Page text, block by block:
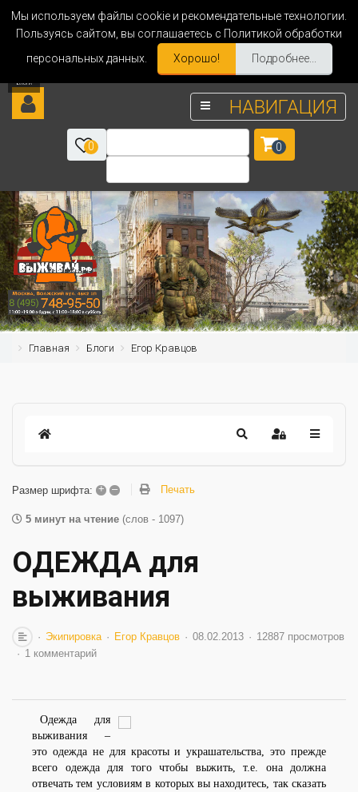
Мы используем файлы cookie и рекомендательные технологии.
Пользуясь сайтом, вы соглашаетесь с Политикой обработки
персональных данных.
Хорошо! Подробнее...
НАВИГАЦИЯ
0 0
Главная Блоги Егор Кравцов
Размер шрифта: + – Печать
5 минут на чтение (слов - 1097)
ОДЕЖДА для
выживания
Экипировка Егор Кравцов 08.02.2013
12887 просмотров
1 комментарий
Одежда для
выживания –
это одежда не для красоты и украшательства, это прежде
всего одежда для того чтобы выжить, т.е. она должна
отвечать тем условиям в которых вы находитесь, так сказать